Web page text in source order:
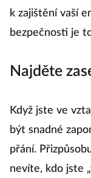
k zajištění vaší
bezpečnosti je
Najděte
Když jste ve
být snadné
přání.
nevíte, kdo jste